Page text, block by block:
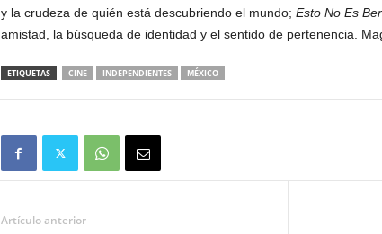
y la crudeza de quién está descubriendo el mundo; Esto No Es
amistad, la búsqueda de identidad y el sentido de pertenencia.
ETIQUETAS CINE INDEPENDIENTES MÉXICO
Artículo anterior